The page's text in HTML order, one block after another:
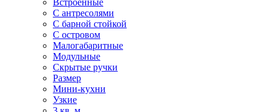
Встроенные
С антресолями
С барной стойкой
С островом
Малогабаритные
Модульные
Скрытые ручки
Размер
Мини-кухни
Узкие